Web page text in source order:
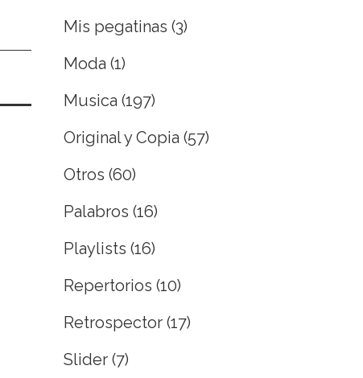
Mis pegatinas (3)
Moda (1)
Musica (197)
Original y Copia (57)
Otros (60)
Palabros (16)
Playlists (16)
Repertorios (10)
Retrospector (17)
Slider (7)